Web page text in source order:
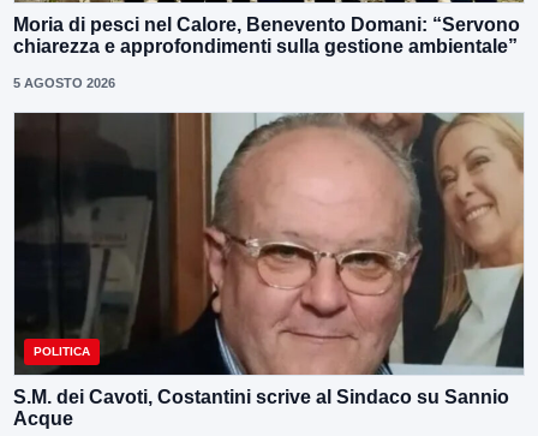
Moria di pesci nel Calore, Benevento Domani: “Servono
chiarezza e approfondimenti sulla gestione ambientale”
5 AGOSTO 2026
POLITICA
S.M. dei Cavoti, Costantini scrive al Sindaco su Sannio
Acque